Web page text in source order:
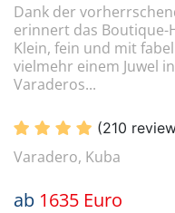
Dank der
erinnert das Boutique-
Klein, fein und mit
vielmehr einem Juwel
Varaderos...
(210
Varadero, Kuba
ab 1635 Euro